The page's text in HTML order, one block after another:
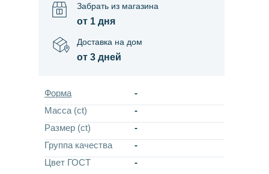
от 3 дней
Доставка на дом
от 1 дня
Забрать из магазина
Форма
-
Масса (ct)
-
Размер (ct)
-
Группа качества
-
Цвет ГОСТ
-